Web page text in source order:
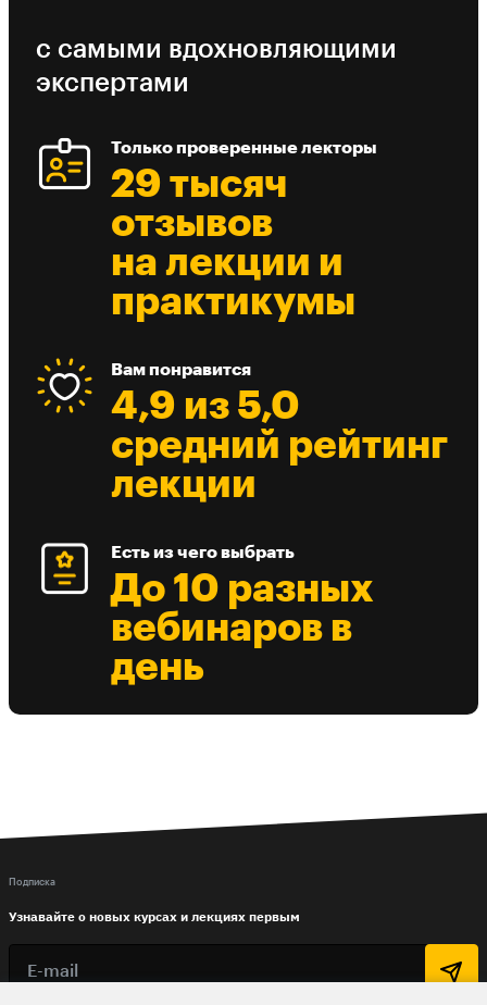
с самыми вдохновляющими
экспертами
Только проверенные лекторы
29 тысяч
отзывов
на лекции и
практикумы
Вам понравится
4,9 из 5,0
средний рейтинг
лекции
Есть из чего выбрать
До 10 разных
вебинаров в
день
Подписка
Узнавайте о новых курсах и лекциях первым